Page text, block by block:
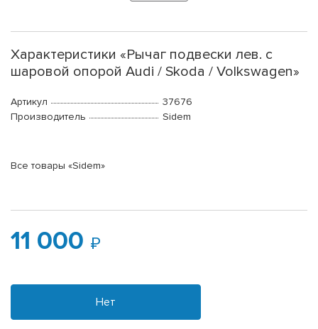
Характеристики «Рычаг подвески лев. с
шаровой опорой Audi / Skoda / Volkswagen»
Артикул
37676
Производитель
Sidem
Все товары «Sidem»
11 000
Нет